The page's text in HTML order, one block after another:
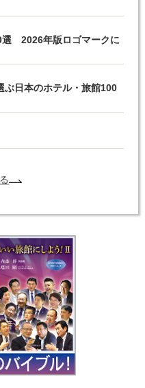
選 2026年版ロゴマークに
ぶ日本のホテル・旅館100